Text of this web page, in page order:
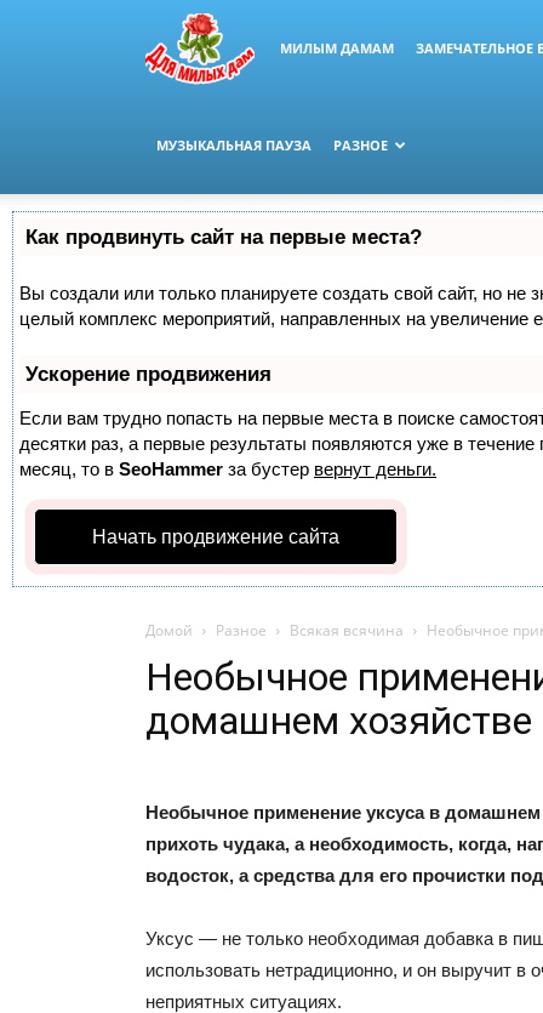
МИЛЫМ ДАМАМ ЗАМЕЧАТЕЛЬНОЕ
МУЗЫКАЛЬНАЯ ПАУЗА РАЗНОЕ
Как продвинуть сайт на первые места?
Вы создали или только планируете создать свой сайт, но не
целый комплекс мероприятий, направленных на увеличение
Ускорение продвижения
Если вам трудно попасть на первые места в поиске
десятки раз, а первые результаты появляются уже в
месяц, то в SeoHammer за бустер вернут деньги.
Начать продвижение сайта
Домой Разное Всякая всячина Необычное
Необычное
домашнем хозяйстве
Необычное применение уксуса в
прихоть чудака, а необходимость, когда,
водосток, а средства для его прочистки
Уксус — не только необходимая добавка в
использовать нетрадиционно, и он выручит в
неприятных ситуациях.